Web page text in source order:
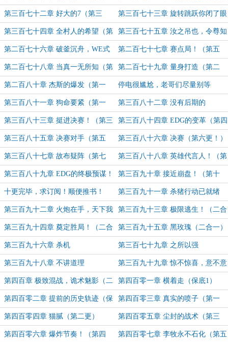
1） 底2）
第三百七十二章 好大的7（第三
更！）
第三百七十三章 旋转跳跃你闭了眼
（第一更）
第三百七十四章 全村人的希望（第
二更）
第三百七十五章 汝之吊也，令尊知
否？（第三更）
第二百七十六章 破釜沉舟，WE式
体系！（第四更）
第二百七十七章 赛点局！（第五
更！）
第二百七十八章 当真一无所知（第
一更）
第二百七十九章 量身打造（第二
更）
第二百八十章 杰斯的爆发（第一
更）
停电很尴尬，老哥们尽量别等
第三百八十一章 狗命要紧（第一
更）
第三百八十二章 没有后期的
Sac（第二更）
第三百八十三章 挺进决赛！（第三
更）
第三百八十四章 EDG的变革（第四
更！）
第三百八十五章 决赛对手（第五
更！）
第三百八十六章 决赛（第六更！）
第三百八十七章 故布疑阵（第七
更！）
第三百八十八章 英雄代言人！（第
八更！）
第三百八十九章 EDG的终极预谋！
（第九更！）
第三百九十章 接近崩盘！（第十
更！）
十更完毕，求订阅！顺便推书！ 第三百九十一章 杀猪行动已就绪
（二合一）
第三百九十二章 火炮在手，天下我
有！（二合一）
第三百九十三章 极限逃生！（二合
一）
第三百九十四章 奠定胜局！（二合
一）
第三百九十五章 黑玫瑰（二合一）
第三百九十六章 杀机 第三百七十九章 之所以强
第三百九十八章 不讲道理 第三百九十九章 惊不惊喜，意不意
外？
第四百章 极致混战，诡术魅影（二
合一）
第四百零一章 横着走（保底1）
第四百零二章 提前的历史轨迹（保
底2）
第四百零三章 真实的喷子（第一
更）
第四百零四章 猫腻（第二更） 第四百零五章 尘封的战术（第三
更！）
第四百零六章 爆炸节奏！（第四 第四百零七章 李牧永不石化（第五